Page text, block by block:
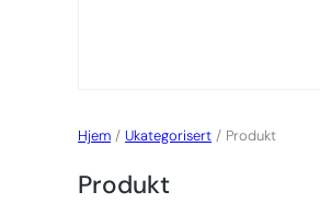
Hjem /Ukategorisert / Produkt
Produkt